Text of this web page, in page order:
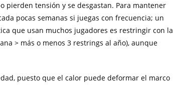
pierden tensión y se desgastan. Para mantener
pocas semanas si juegas con frecuencia; un
que usan muchos jugadores es restringir con la
> más o menos 3 restrings al año), aunque
puesto que el calor puede deformar el marco